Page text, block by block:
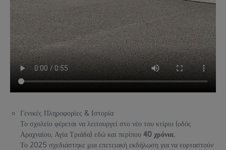
Γενικές Πληροφορίες & Ιστορία
Το σχολείο φέρεται να λειτουργεί στο νέο του κτίριο (οδός
Αραχναίου, Αγία Τριάδα) εδώ και περίπου 40 χρόνια.
Το 2025 σχεδιάστηκε μια επετειακή εκδήλωση για να εορταστούν